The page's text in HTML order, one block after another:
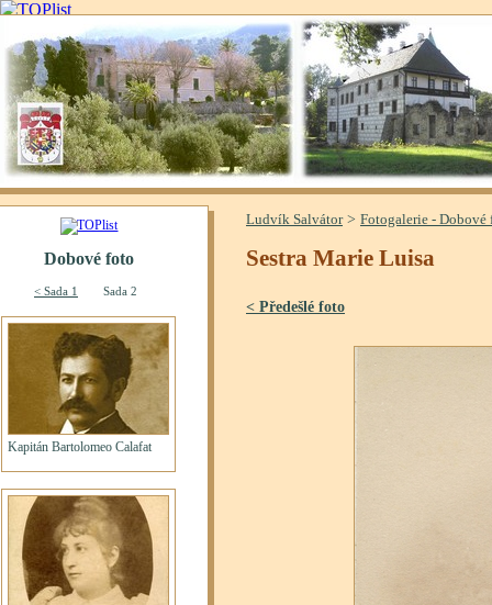
Ludvík Salvátor> Fotogalerie - Dobové
Sestra Marie Luisa
< Předešlé foto